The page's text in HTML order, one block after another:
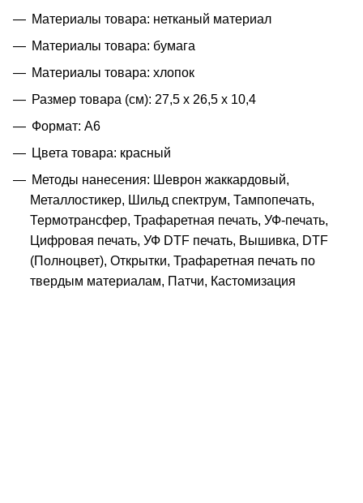
Материалы товара: нетканый материал
Материалы товара: бумага
Материалы товара: хлопок
Размер товара (см): 27,5 х 26,5 х 10,4
Формат: A6
Цвета товара: красный
Методы нанесения: Шеврон жаккардовый,
Металлостикер, Шильд спектрум, Тампопечать,
Термотрансфер, Трафаретная печать, УФ-печать,
Цифровая печать, УФ DTF печать, Вышивка, DTF
(Полноцвет), Открытки, Трафаретная печать по
твердым материалам, Патчи, Кастомизация